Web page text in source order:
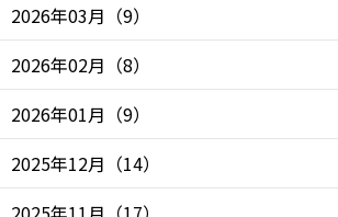
2026年03月 （9）
2026年02月 （8）
2026年01月 （9）
2025年12月 （14）